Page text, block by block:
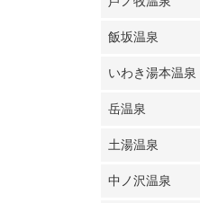
飯坂温泉
いわき湯本温泉
岳温泉
土湯温泉
中ノ沢温泉